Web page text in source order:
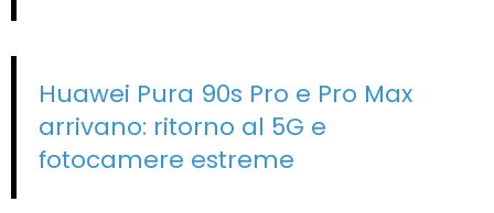
Huawei Pura 90s Pro e Pro Max
arrivano: ritorno al 5G e
fotocamere estreme